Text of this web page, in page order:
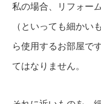
私の場合、リフォー
（といっても細かい
ら使用するお部屋で
てはなりません。